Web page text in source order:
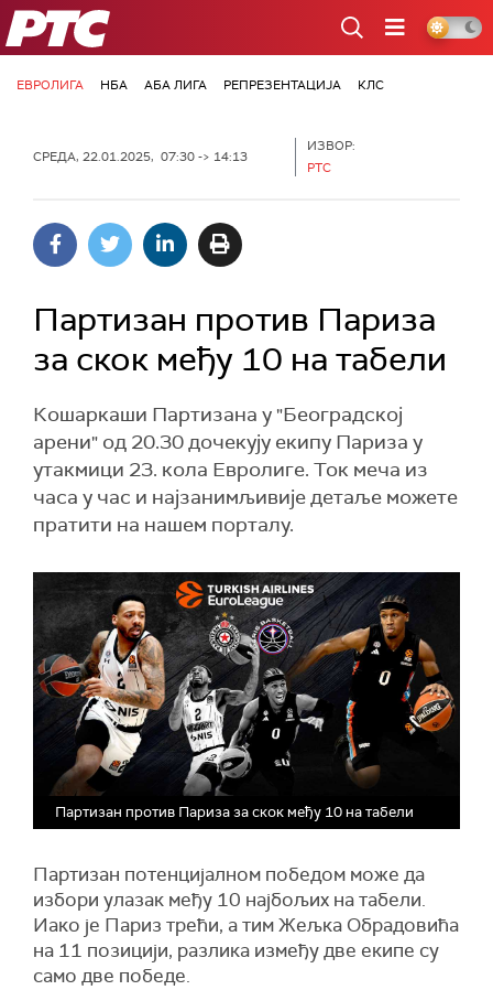
РТС
ЕВРОЛИГА НБА АБА ЛИГА РЕПРЕЗЕНТАЦИЈА КЛС
СРЕДА, 22.01.2025, 07:30 -> 14:13
ИЗВОР:
РТС
Партизан против Париза
за скок међу 10 на табели
Кошаркаши Партизана у "Београдској
арени" од 20.30 дочекују екипу Париза у
утакмици 23. кола Евролиге. Ток меча из
часа у час и најзанимљивије детаље можете
пратити на нашем порталу.
Партизан против Париза за скок међу 10 на табели
Партизан потенцијалном победом може да
избори улазак међу 10 најбољих на табели.
Иако је Париз трећи, а тим Жељка Обрадовића
на 11 позицији, разлика између две екипе су
само две победе.